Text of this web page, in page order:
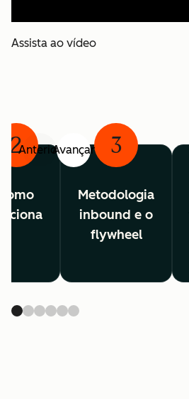
Assista ao vídeo
AnteriorAvançar
2 3
Metodologia
inbound e o
flywheel